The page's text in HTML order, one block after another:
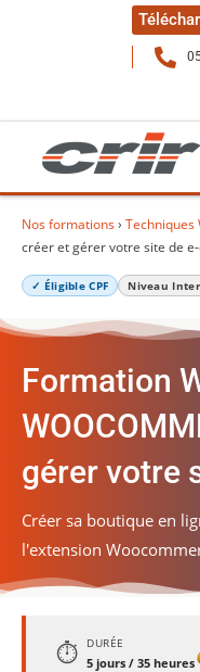
Nos formations› Techniques
créer et gérer votre site de
✓ Éligible CPF Niveau
Formation
gérer votre
Créer sa boutique en
l'extension
⏱ DURÉE
5 jours / 35 heures